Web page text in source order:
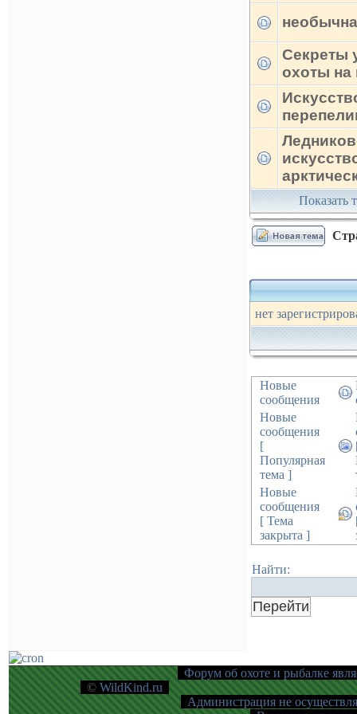
Секреты
охоты на
Показать
нет
Новые
сообщения
Новые
сообщения
[
Популярная
тема ]
Новые
сообщения
[ Тема
закрыта ]
Найти:
© WildKind.ru
Форум об охоте и рыбалке
Администрация не